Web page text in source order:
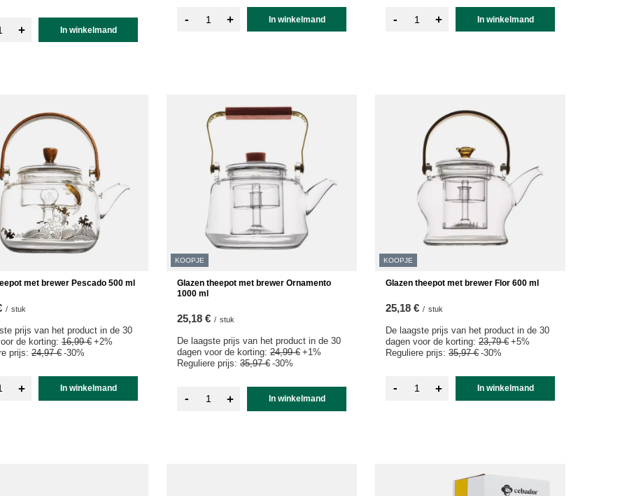
+ In winkelmand
- + In winkelmand - + In winkelmand
met brewer Pescado 500 ml
/ stuk
prijs van het product in de 30
de korting: 16,99 € +2%
prijs: 24,97 € -30%
+ In winkelmand
KOOPJE
Glazen theepot met brewer Ornamento
1000 ml
25,18 € / stuk
De laagste prijs van het product in de 30
dagen voor de korting: 24,99 € +1%
Reguliere prijs: 35,97 € -30%
- + In winkelmand
KOOPJE
Glazen theepot met brewer Flor 600 ml
25,18 € / stuk
De laagste prijs van het product in de 30
dagen voor de korting: 23,79 € +5%
Reguliere prijs: 35,97 € -30%
- + In winkelmand